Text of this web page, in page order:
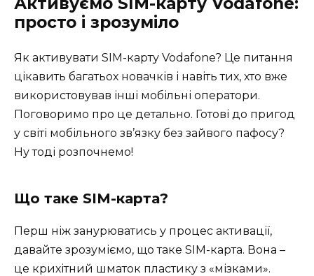
просто і зрозуміло
Як активувати SIM-карту Vodafone? Це питання
цікавить багатьох новачків і навіть тих, хто вже
використовував інші мобільні оператори.
Поговоримо про це детально. Готові до пригод
у світі мобільного зв’язку без зайвого пафосу?
Ну тоді розпочнемо!
Що таке SIM-карта?
Перш ніж занурюватись у процес активації,
давайте зрозуміємо, що таке SIM-карта. Вона –
це крихітний шматок пластику з «мізками».